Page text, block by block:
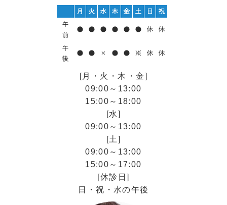
[月・火・木・金]
09:00～13:00
15:00～18:00
[水]
09:00～13:00
[土]
09:00～13:00
15:00～17:00
[休診日]
日・祝・水の午後